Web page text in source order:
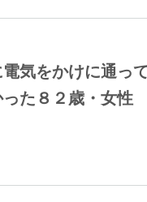
気をかけに通っ
た８２歳・女性